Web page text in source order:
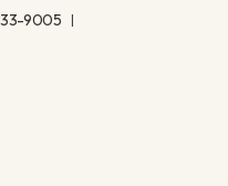
9005